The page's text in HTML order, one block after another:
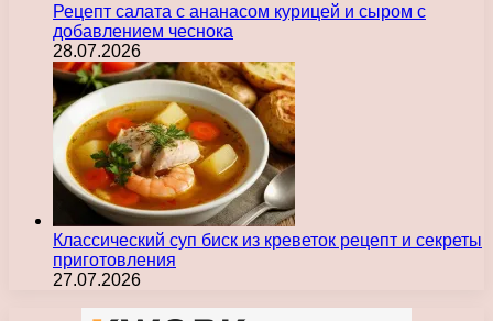
Рецепт салата с ананасом курицей и сыром с
добавлением чеснока
28.07.2026
Классический суп биск из креветок рецепт и секреты
приготовления
27.07.2026